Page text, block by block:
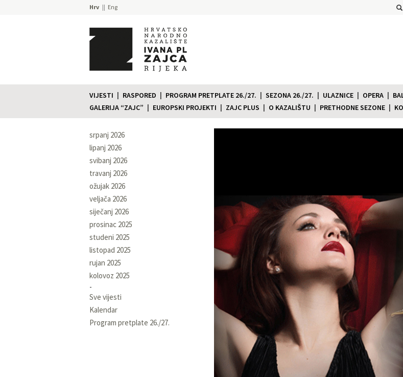
Hrv Eng
VIJESTI RASPORED PROGRAM PRETPLATE 26./27. SEZONA 26./27. ULAZNICE OPERA
GALERIJA “ZAJC”
EUROPSKI PROJEKTI ZAJC PLUS O KAZALIŠTU PRETHODNE SEZONE
srpanj 2026
lipanj 2026
svibanj 2026
travanj 2026
ožujak 2026
veljača 2026
siječanj 2026
prosinac 2025
studeni 2025
listopad 2025
rujan 2025
kolovoz 2025
Sve vijesti
Kalendar
Program pretplate 26./27.